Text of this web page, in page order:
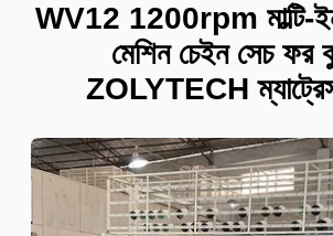
WV12 1200rpm মাল্টি-
মেশিন চেইন সেচ ফর
ZOLYTECH